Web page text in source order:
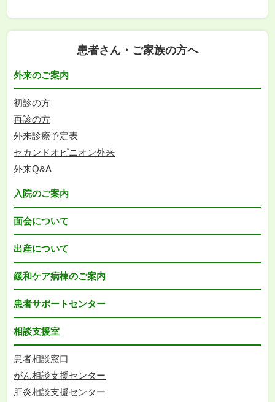
患者さん・ご家族の方へ
外来のご案内
初診の方
再診の方
外来診療予定表
セカンドオピニオン外来
外来Q&A
入院のご案内
面会について
出産について
緩和ケア病棟のご案内
患者サポートセンター
相談支援室
患者相談窓口
がん相談支援センター
肝炎相談支援センター